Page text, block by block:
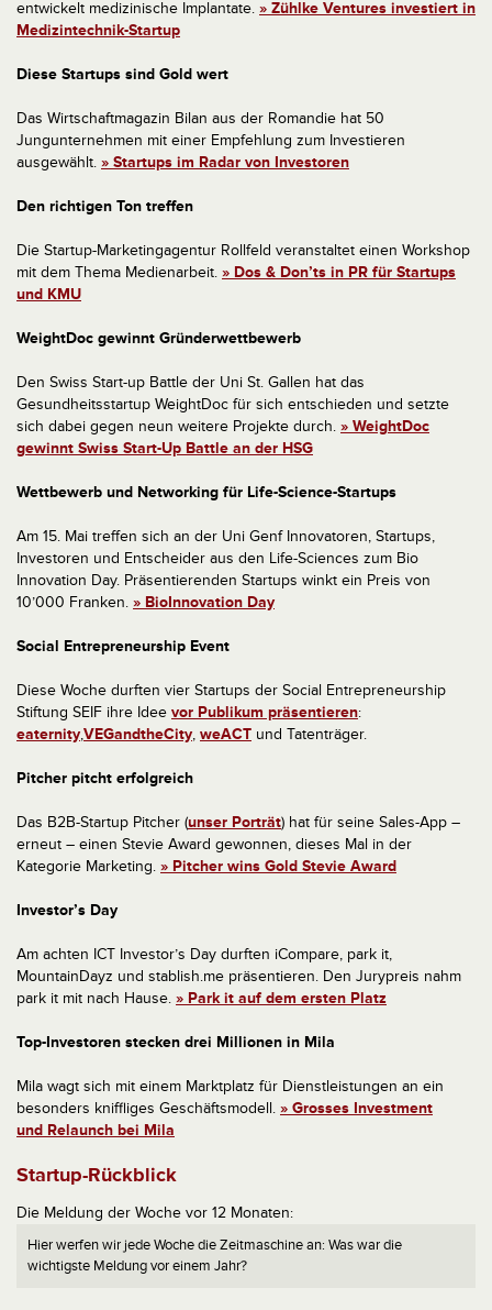
entwickelt medizinische Implantate. » Zühlke Ventures investiert in
Medizintechnik-Startup
Diese Startups sind Gold wert
Das Wirtschaftmagazin Bilan aus der Romandie hat 50
Jungunternehmen mit einer Empfehlung zum Investieren
ausgewählt. » Startups im Radar von Investoren
Den richtigen Ton treffen
Die Startup-Marketingagentur Rollfeld veranstaltet einen Workshop
mit dem Thema Medienarbeit. » Dos & Don’ts in PR für Startups
und KMU
WeightDoc gewinnt Gründerwettbewerb
Den Swiss Start-up Battle der Uni St. Gallen hat das
Gesundheitsstartup WeightDoc für sich entschieden und setzte
sich dabei gegen neun weitere Projekte durch. » WeightDoc
gewinnt Swiss Start-Up Battle an der HSG
Wettbewerb und Networking für Life-Science-Startups
Am 15. Mai treffen sich an der Uni Genf Innovatoren, Startups,
Investoren und Entscheider aus den Life-Sciences zum Bio
Innovation Day. Präsentierenden Startups winkt ein Preis von
10’000 Franken. » BioInnovation Day
Social Entrepreneurship Event
Diese Woche durften vier Startups der Social Entrepreneurship
Stiftung SEIF ihre Idee vor Publikum präsentieren:
eaternity,VEGandtheCity, weACT und Tatenträger.
Pitcher pitcht erfolgreich
Das B2B-Startup Pitcher (unser Porträt) hat für seine Sales-App –
erneut – einen Stevie Award gewonnen, dieses Mal in der
Kategorie Marketing. » Pitcher wins Gold Stevie Award
Investor’s Day
Am achten ICT Investor’s Day durften iCompare, park it,
MountainDayz und stablish.me präsentieren. Den Jurypreis nahm
park it mit nach Hause. » Park it auf dem ersten Platz
Top-Investoren stecken drei Millionen in Mila
Mila wagt sich mit einem Marktplatz für Dienstleistungen an ein
besonders kniffliges Geschäftsmodell. » Grosses Investment
und Relaunch bei Mila
Startup-Rückblick
Die Meldung der Woche vor 12 Monaten:
Hier werfen wir jede Woche die Zeitmaschine an: Was war die
wichtigste Meldung vor einem Jahr?